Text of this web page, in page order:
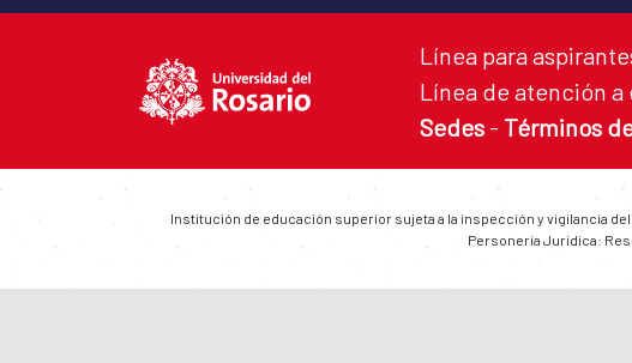
Línea para
Línea de atención a
Sedes - Términos
Institución de educación superior sujeta a la inspección y vigilancia
Personería Jurídica: